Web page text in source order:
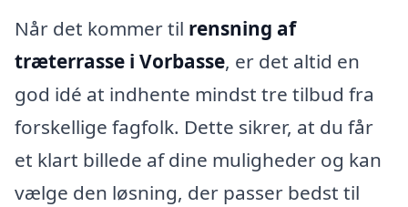
Når det kommer til rensning af
træterrasse i Vorbasse, er det altid en
god idé at indhente mindst tre tilbud fra
forskellige fagfolk. Dette sikrer, at du får
et klart billede af dine muligheder og kan
vælge den løsning, der passer bedst til